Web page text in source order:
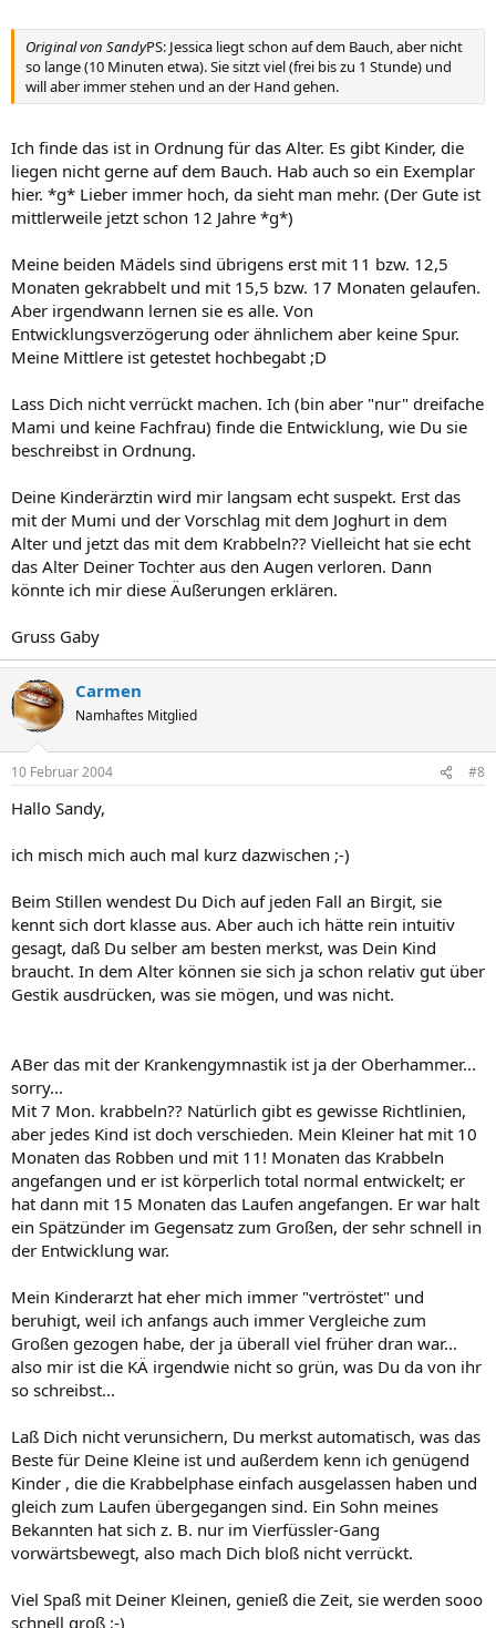
Original von SandyPS: Jessica liegt schon auf dem Bauch, aber nicht
so lange (10 Minuten etwa). Sie sitzt viel (frei bis zu 1 Stunde) und
will aber immer stehen und an der Hand gehen.
Ich finde das ist in Ordnung für das Alter. Es gibt Kinder, die
liegen nicht gerne auf dem Bauch. Hab auch so ein Exemplar
hier. *g* Lieber immer hoch, da sieht man mehr. (Der Gute ist
mittlerweile jetzt schon 12 Jahre *g*)
Meine beiden Mädels sind übrigens erst mit 11 bzw. 12,5
Monaten gekrabbelt und mit 15,5 bzw. 17 Monaten gelaufen.
Aber irgendwann lernen sie es alle. Von
Entwicklungsverzögerung oder ähnlichem aber keine Spur.
Meine Mittlere ist getestet hochbegabt ;D
Lass Dich nicht verrückt machen. Ich (bin aber "nur" dreifache
Mami und keine Fachfrau) finde die Entwicklung, wie Du sie
beschreibst in Ordnung.
Deine Kinderärztin wird mir langsam echt suspekt. Erst das
mit der Mumi und der Vorschlag mit dem Joghurt in dem
Alter und jetzt das mit dem Krabbeln?? Vielleicht hat sie echt
das Alter Deiner Tochter aus den Augen verloren. Dann
könnte ich mir diese Äußerungen erklären.
Gruss Gaby
Carmen
Namhaftes Mitglied
10 Februar 2004 #8
Hallo Sandy,
ich misch mich auch mal kurz dazwischen ;-)
Beim Stillen wendest Du Dich auf jeden Fall an Birgit, sie
kennt sich dort klasse aus. Aber auch ich hätte rein intuitiv
gesagt, daß Du selber am besten merkst, was Dein Kind
braucht. In dem Alter können sie sich ja schon relativ gut über
Gestik ausdrücken, was sie mögen, und was nicht.
ABer das mit der Krankengymnastik ist ja der Oberhammer...
sorry...
Mit 7 Mon. krabbeln?? Natürlich gibt es gewisse Richtlinien,
aber jedes Kind ist doch verschieden. Mein Kleiner hat mit 10
Monaten das Robben und mit 11! Monaten das Krabbeln
angefangen und er ist körperlich total normal entwickelt; er
hat dann mit 15 Monaten das Laufen angefangen. Er war halt
ein Spätzünder im Gegensatz zum Großen, der sehr schnell in
der Entwicklung war.
Mein Kinderarzt hat eher mich immer "vertröstet" und
beruhigt, weil ich anfangs auch immer Vergleiche zum
Großen gezogen habe, der ja überall viel früher dran war...
also mir ist die KÄ irgendwie nicht so grün, was Du da von ihr
so schreibst...
Laß Dich nicht verunsichern, Du merkst automatisch, was das
Beste für Deine Kleine ist und außerdem kenn ich genügend
Kinder , die die Krabbelphase einfach ausgelassen haben und
gleich zum Laufen übergegangen sind. Ein Sohn meines
Bekannten hat sich z. B. nur im Vierfüssler-Gang
vorwärtsbewegt, also mach Dich bloß nicht verrückt.
Viel Spaß mit Deiner Kleinen, genieß die Zeit, sie werden sooo
schnell groß ;-)